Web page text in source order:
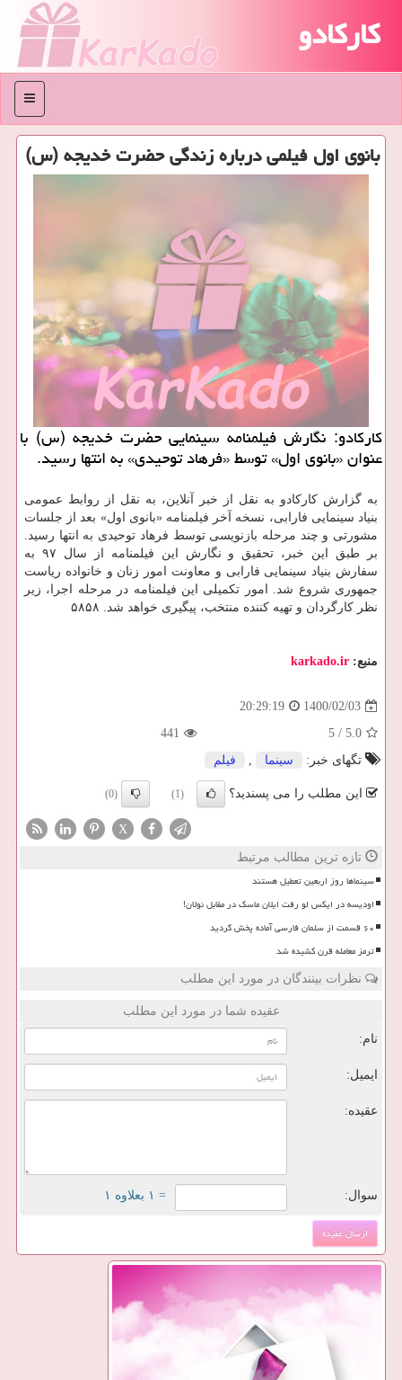
کارکادو
منو
بانوی اول فیلمی درباره زندگی حضرت خدیجه (س)
کارکادو: نگارش فیلمنامه سینمایی حضرت خدیجه (س) با
عنوان «بانوی اول» توسط «فرهاد توحیدی» به انتها رسید.
به گزارش کارکادو به نقل از خبر آنلاین، به نقل از روابط عمومی
بنیاد سینمایی فارابی، نسخه آخر فیلمنامه «بانوی اول» بعد از جلسات
مشورتی و چند مرحله بازنویسی توسط فرهاد توحیدی به انتها رسید.
بر طبق این خبر، تحقیق و نگارش این فیلمنامه از سال ۹۷ به
سفارش بنیاد سینمایی فارابی و معاونت امور زنان و خانواده ریاست
جمهوری شروع شد. امور تکمیلی این فیلمنامه در مرحله اجرا، زیر
نظر کارگردان و تهیه کننده منتخب، پیگیری خواهد شد. ۵۸۵۸
منبع: karkado.ir
1400/02/03
20:29:19
5.0
/
5
441
تگهای خبر:
سینما , فیلم
این مطلب را می پسندید؟ (1)
(0)
X
تازه ترین مطالب مرتبط
سینماها روز اربعین تعطیل هستند
اودیسه در ایکس لو رفت ایلان ماسک در مقابل نولان!
۶۰ قسمت از سلمان فارسی آماده پخش گردید
ترمز معامله قرن کشیده شد
نظرات بینندگان در مورد این مطلب
عقیده شما در مورد این مطلب
نام:
ایمیل:
عقیده:
سوال: = ۱ بعلاوه ۱